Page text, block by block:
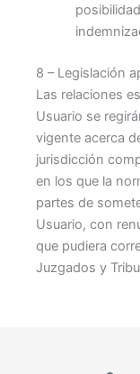
8 – Legislación
Las relaciones
Usuario se
vigente acerca
jurisdicción
en los que la
partes de
Usuario, con
que pudiera
Juzgados y